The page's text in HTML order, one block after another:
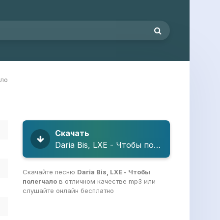
Скачать
Daria Bis, LXE - Чтобы полегчало
Скачайте песню Daria Bis, LXE - Чтобы
полегчало в отличном качестве mp3 или
слушайте онлайн бесплатно